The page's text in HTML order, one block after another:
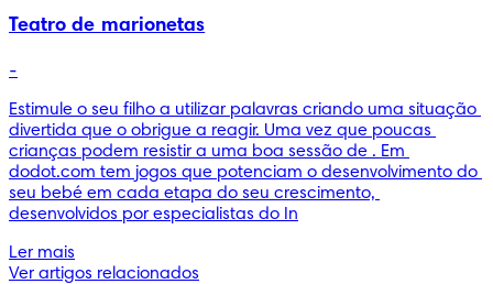
Teatro de marionetas
-
Estimule o seu filho a utilizar palavras criando uma situação
divertida que o obrigue a reagir. Uma vez que poucas
crianças podem resistir a uma boa sessão de . Em
dodot.com tem jogos que potenciam o desenvolvimento do
seu bebé em cada etapa do seu crescimento,
desenvolvidos por especialistas do In
Ler mais
Ver artigos relacionados